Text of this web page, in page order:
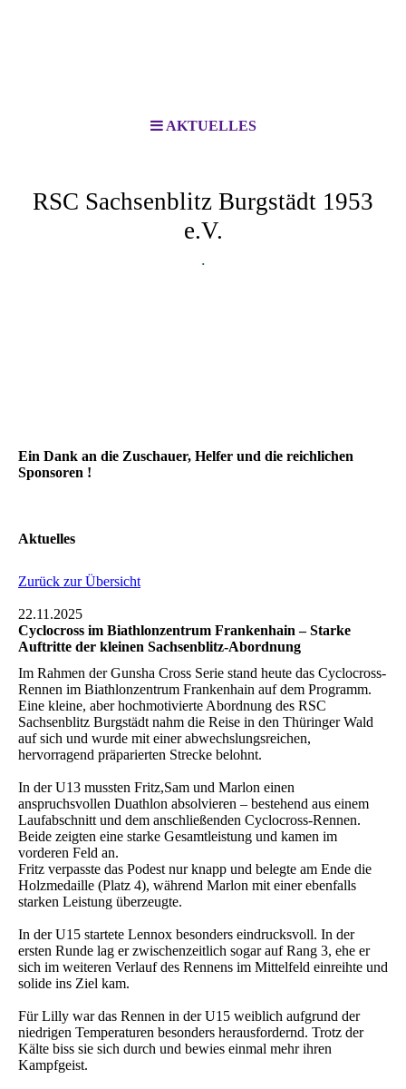
AKTUELLES
RSC Sachsenblitz Burgstädt 1953
e.V.
.
Ein Dank an die Zuschauer, Helfer und die reichlichen
Sponsoren !
Aktuelles
Zurück zur Übersicht
22.11.2025
Cyclocross im Biathlonzentrum Frankenhain – Starke
Auftritte der kleinen Sachsenblitz-Abordnung
Im Rahmen der Gunsha Cross Serie stand heute das Cyclocross-
Rennen im Biathlonzentrum Frankenhain auf dem Programm.
Eine kleine, aber hochmotivierte Abordnung des RSC
Sachsenblitz Burgstädt nahm die Reise in den Thüringer Wald
auf sich und wurde mit einer abwechslungsreichen,
hervorragend präparierten Strecke belohnt.
In der U13 mussten Fritz,Sam und Marlon einen
anspruchsvollen Duathlon absolvieren – bestehend aus einem
Laufabschnitt und dem anschließenden Cyclocross-Rennen.
Beide zeigten eine starke Gesamtleistung und kamen im
vorderen Feld an.
Fritz verpasste das Podest nur knapp und belegte am Ende die
Holzmedaille (Platz 4), während Marlon mit einer ebenfalls
starken Leistung überzeugte.
In der U15 startete Lennox besonders eindrucksvoll. In der
ersten Runde lag er zwischenzeitlich sogar auf Rang 3, ehe er
sich im weiteren Verlauf des Rennens im Mittelfeld einreihte und
solide ins Ziel kam.
Für Lilly war das Rennen in der U15 weiblich aufgrund der
niedrigen Temperaturen besonders herausfordernd. Trotz der
Kälte biss sie sich durch und bewies einmal mehr ihren
Kampfgeist.